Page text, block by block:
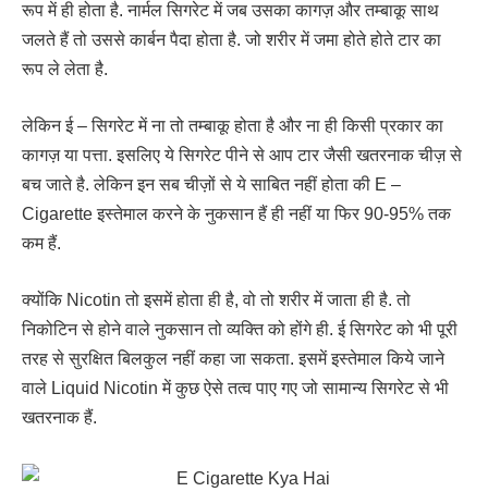
रूप में ही होता है. नार्मल सिगरेट में जब उसका कागज़ और तम्बाकू साथ
जलते हैं तो उससे कार्बन पैदा होता है. जो शरीर में जमा होते होते टार का
रूप ले लेता है.
लेकिन ई – सिगरेट में ना तो तम्बाकू होता है और ना ही किसी प्रकार का
कागज़ या पत्ता. इसलिए ये सिगरेट पीने से आप टार जैसी खतरनाक चीज़ से
बच जाते है. लेकिन इन सब चीज़ों से ये साबित नहीं होता की E –
Cigarette इस्तेमाल करने के नुकसान हैं ही नहीं या फिर 90-95% तक
कम हैं.
क्योंकि Nicotin तो इसमें होता ही है, वो तो शरीर में जाता ही है. तो
निकोटिन से होने वाले नुकसान तो व्यक्ति को होंगे ही. ई सिगरेट को भी पूरी
तरह से सुरक्षित बिलकुल नहीं कहा जा सकता. इसमें इस्तेमाल किये जाने
वाले Liquid Nicotin में कुछ ऐसे तत्व पाए गए जो सामान्य सिगरेट से भी
खतरनाक हैं.